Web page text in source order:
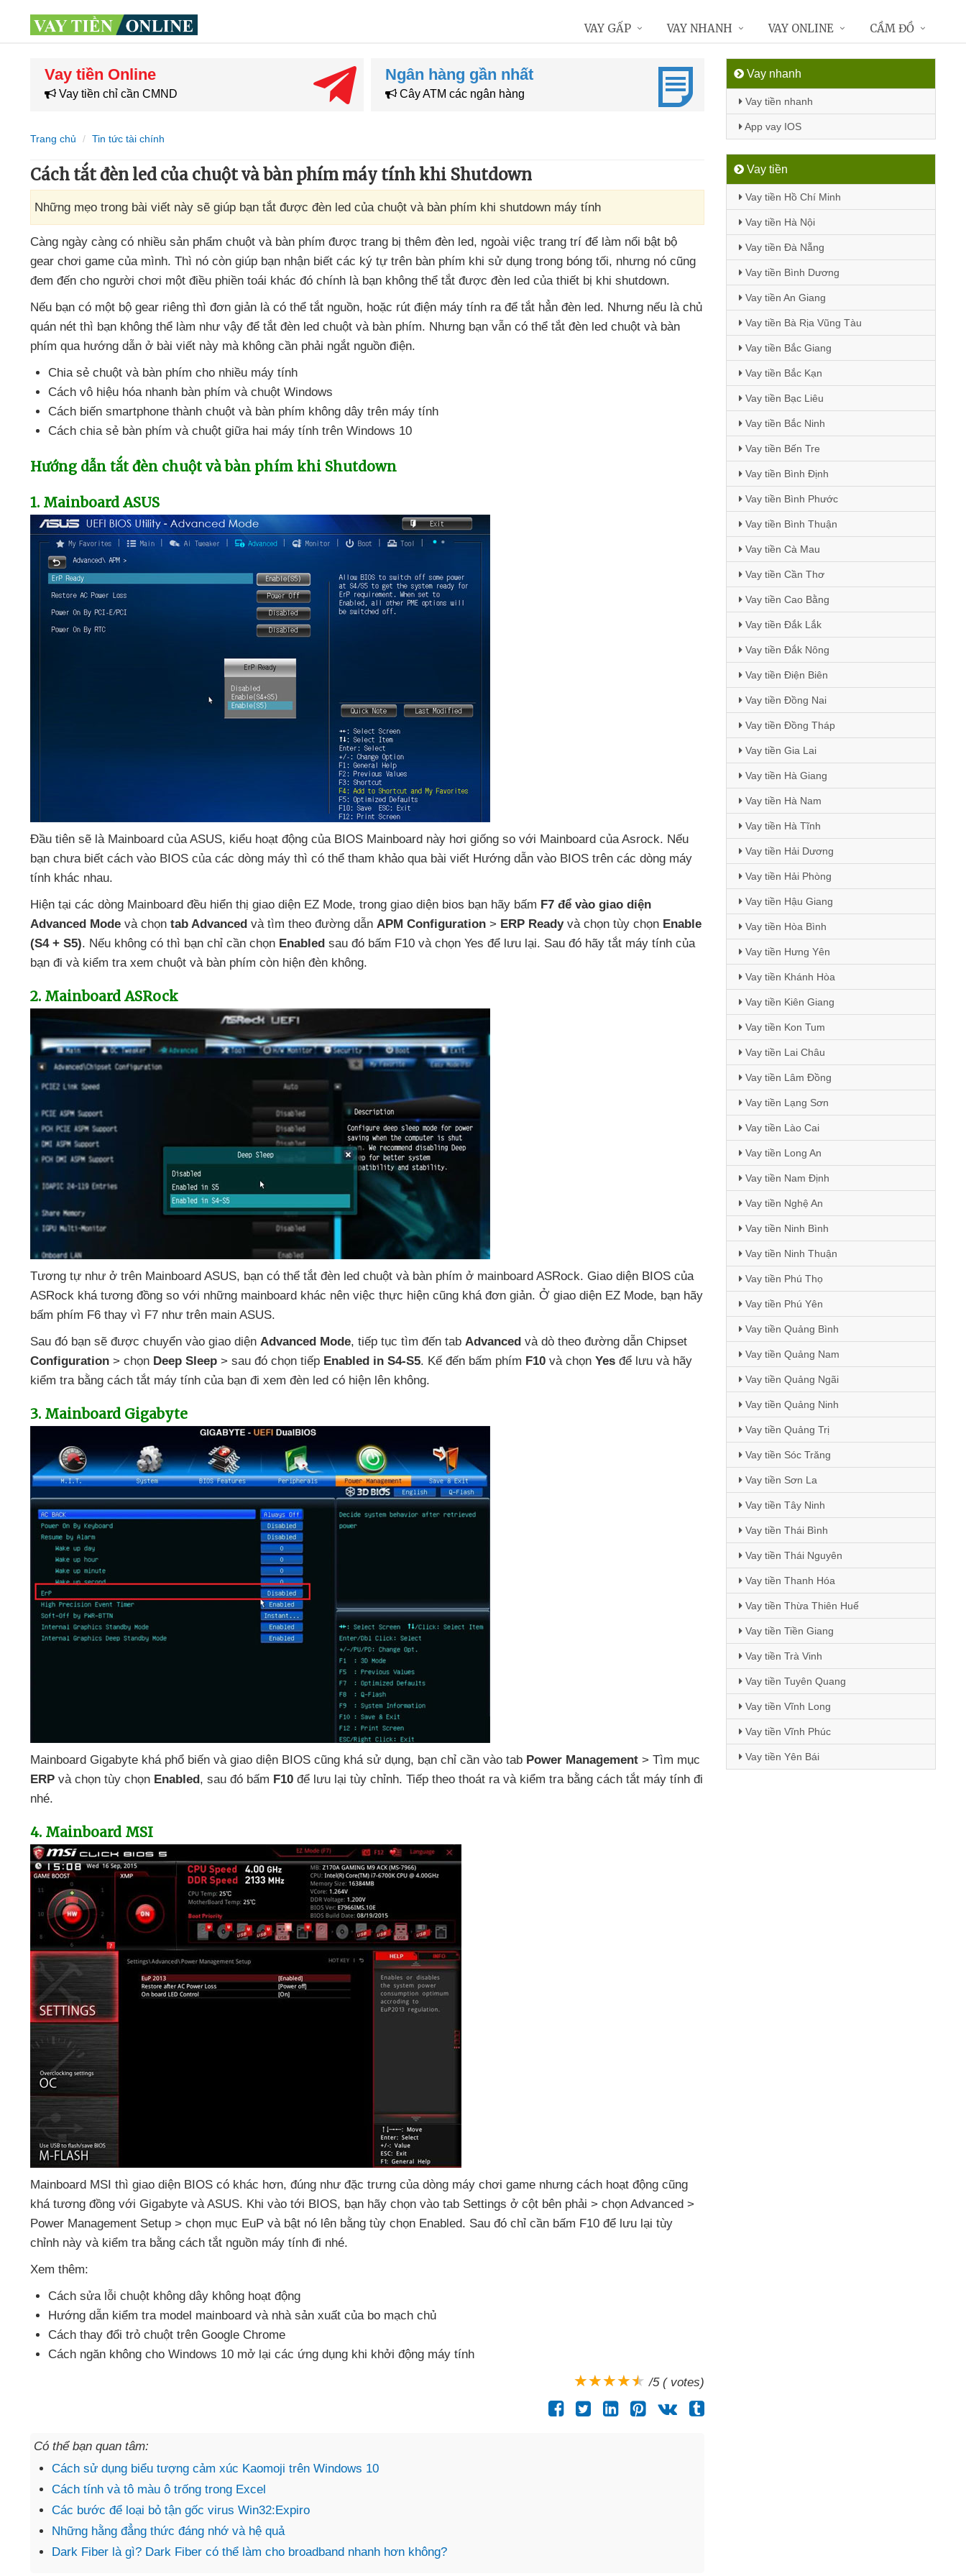
Vay tiền Online
Vay tiền chỉ cần CMND
Ngân hàng gần nhất
Cây ATM các ngân hàng
Trang chủ Tin tức tài chính
Cách tắt đèn led của chuột và bàn phím máy tính khi Shutdown
Những mẹo trong bài viết này sẽ giúp bạn tắt được đèn led của chuột và bàn phím khi shutdown máy tính
Càng ngày càng có nhiều sản phẩm chuột và bàn phím được trang bị thêm đèn led, ngoài việc trang trí để làm nổi bật bộ
gear chơi game của mình. Thì nó còn giúp bạn nhận biết các ký tự trên bàn phím khi sử dụng trong bóng tối, nhưng nó cũng
đem đến cho người chơi một điều phiền toái khác đó chính là bạn không thể tắt được đèn led của thiết bị khi shutdown.
Nếu bạn có một bộ gear riêng thì đơn giản là có thể tắt nguồn, hoặc rút điện máy tính ra để tắt hẳn đèn led. Nhưng nếu là chủ
quán nét thì bạn không thể làm như vậy để tắt đèn led chuột và bàn phím. Nhưng bạn vẫn có thể tắt đèn led chuột và bàn
phím qua hướng dẫn ở bài viết này mà không cần phải ngắt nguồn điện.
Chia sẻ chuột và bàn phím cho nhiều máy tính
Cách vô hiệu hóa nhanh bàn phím và chuột Windows
Cách biến smartphone thành chuột và bàn phím không dây trên máy tính
Cách chia sẻ bàn phím và chuột giữa hai máy tính trên Windows 10
Hướng dẫn tắt đèn chuột và bàn phím khi Shutdown
1. Mainboard ASUS
Đầu tiên sẽ là Mainboard của ASUS, kiểu hoạt động của BIOS Mainboard này hơi giống so với Mainboard của Asrock. Nếu
bạn chưa biết cách vào BIOS của các dòng máy thì có thể tham khảo qua bài viết Hướng dẫn vào BIOS trên các dòng máy
tính khác nhau.
Hiện tại các dòng Mainboard đều hiển thị giao diện EZ Mode, trong giao diện bios bạn hãy bấm F7 để vào giao diện
Advanced Mode và chọn tab Advanced và tìm theo đường dẫn APM Configuration > ERP Ready và chọn tùy chọn Enable
(S4 + S5). Nếu không có thì bạn chỉ cần chọn Enabled sau đó bấm F10 và chọn Yes để lưu lại. Sau đó hãy tắt máy tính của
bạn đi và kiểm tra xem chuột và bàn phím còn hiện đèn không.
2. Mainboard ASRock
Tương tự như ở trên Mainboard ASUS, bạn có thể tắt đèn led chuột và bàn phím ở mainboard ASRock. Giao diện BIOS của
ASRock khá tương đồng so với những mainboard khác nên việc thực hiện cũng khá đơn giản. Ở giao diện EZ Mode, bạn hãy
bấm phím F6 thay vì F7 như trên main ASUS.
Sau đó bạn sẽ được chuyển vào giao diện Advanced Mode, tiếp tục tìm đến tab Advanced và dò theo đường dẫn Chipset
Configuration > chọn Deep Sleep > sau đó chọn tiếp Enabled in S4-S5. Kế đến bấm phím F10 và chọn Yes để lưu và hãy
kiểm tra bằng cách tắt máy tính của bạn đi xem đèn led có hiện lên không.
3. Mainboard Gigabyte
Mainboard Gigabyte khá phổ biến và giao diện BIOS cũng khá sử dụng, bạn chỉ cần vào tab Power Management > Tìm mục
ERP và chọn tùy chọn Enabled, sau đó bấm F10 để lưu lại tùy chỉnh. Tiếp theo thoát ra và kiểm tra bằng cách tắt máy tính đi
nhé.
4. Mainboard MSI
Mainboard MSI thì giao diện BIOS có khác hơn, đúng như đặc trưng của dòng máy chơi game nhưng cách hoạt động cũng
khá tương đồng với Gigabyte và ASUS. Khi vào tới BIOS, bạn hãy chọn vào tab Settings ở cột bên phải > chọn Advanced >
Power Management Setup > chọn mục EuP và bật nó lên bằng tùy chọn Enabled. Sau đó chỉ cần bấm F10 để lưu lại tùy
chỉnh này và kiểm tra bằng cách tắt nguồn máy tính đi nhé.
Xem thêm:
Cách sửa lỗi chuột không dây không hoạt động
Hướng dẫn kiểm tra model mainboard và nhà sản xuất của bo mạch chủ
Cách thay đổi trỏ chuột trên Google Chrome
Cách ngăn không cho Windows 10 mở lại các ứng dụng khi khởi động máy tính
/5 ( votes)
Có thể bạn quan tâm:
Cách sử dụng biểu tượng cảm xúc Kaomoji trên Windows 10
Cách tính và tô màu ô trống trong Excel
Các bước để loại bỏ tận gốc virus Win32:Expiro
Những hằng đẳng thức đáng nhớ và hệ quả
Dark Fiber là gì? Dark Fiber có thể làm cho broadband nhanh hơn không?
Vay nhanh
Vay tiền nhanh
App vay IOS
Vay tiền
Vay tiền Hồ Chí Minh
Vay tiền Hà Nội
Vay tiền Đà Nẵng
Vay tiền Bình Dương
Vay tiền An Giang
Vay tiền Bà Rịa Vũng Tàu
Vay tiền Bắc Giang
Vay tiền Bắc Kạn
Vay tiền Bạc Liêu
Vay tiền Bắc Ninh
Vay tiền Bến Tre
Vay tiền Bình Định
Vay tiền Bình Phước
Vay tiền Bình Thuận
Vay tiền Cà Mau
Vay tiền Cần Thơ
Vay tiền Cao Bằng
Vay tiền Đắk Lắk
Vay tiền Đắk Nông
Vay tiền Điện Biên
Vay tiền Đồng Nai
Vay tiền Đồng Tháp
Vay tiền Gia Lai
Vay tiền Hà Giang
Vay tiền Hà Nam
Vay tiền Hà Tĩnh
Vay tiền Hải Dương
Vay tiền Hải Phòng
Vay tiền Hậu Giang
Vay tiền Hòa Bình
Vay tiền Hưng Yên
Vay tiền Khánh Hòa
Vay tiền Kiên Giang
Vay tiền Kon Tum
Vay tiền Lai Châu
Vay tiền Lâm Đồng
Vay tiền Lạng Sơn
Vay tiền Lào Cai
Vay tiền Long An
Vay tiền Nam Định
Vay tiền Nghệ An
Vay tiền Ninh Bình
Vay tiền Ninh Thuận
Vay tiền Phú Thọ
Vay tiền Phú Yên
Vay tiền Quảng Bình
Vay tiền Quảng Nam
Vay tiền Quảng Ngãi
Vay tiền Quảng Ninh
Vay tiền Quảng Trị
Vay tiền Sóc Trăng
Vay tiền Sơn La
Vay tiền Tây Ninh
Vay tiền Thái Bình
Vay tiền Thái Nguyên
Vay tiền Thanh Hóa
Vay tiền Thừa Thiên Huế
Vay tiền Tiền Giang
Vay tiền Trà Vinh
Vay tiền Tuyên Quang
Vay tiền Vĩnh Long
Vay tiền Vĩnh Phúc
Vay tiền Yên Bái
VAY GẤP VAY NHANH VAY ONLINE CẦM ĐỒ